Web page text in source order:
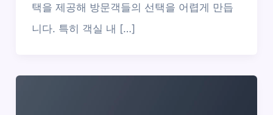
택을 제공해 방문객들의 선택을 어렵게 만듭
니다. 특히 객실 내 […]